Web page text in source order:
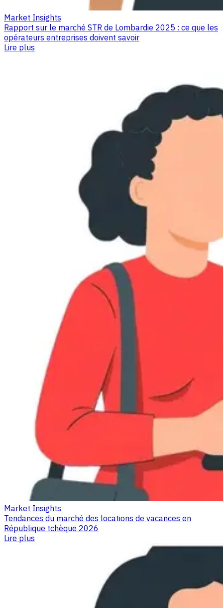
Market Insights
Rapport sur le marché STR de Lombardie 2025 : ce que les
opérateurs entreprises doivent savoir
Lire plus
Market Insights
Tendances du marché des locations de vacances en
République tchèque 2026
Lire plus